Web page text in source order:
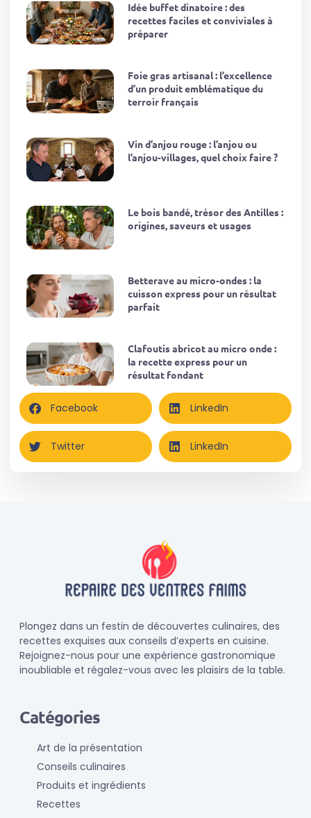
Idée buffet dinatoire : des
recettes faciles et conviviales à
préparer
Foie gras artisanal : l’excellence
d’un produit emblématique du
terroir français
Vin d’anjou rouge : l’anjou ou
l’anjou-villages, quel choix faire ?
Le bois bandé, trésor des Antilles :
origines, saveurs et usages
Betterave au micro-ondes : la
cuisson express pour un résultat
parfait
Clafoutis abricot au micro onde :
la recette express pour un
résultat fondant
Facebook LinkedIn
Twitter LinkedIn
Plongez dans un festin de découvertes culinaires, des
recettes exquises aux conseils d’experts en cuisine.
Rejoignez-nous pour une expérience gastronomique
inoubliable et régalez-vous avec les plaisirs de la table.
Catégories
Art de la présentation
Conseils culinaires
Produits et ingrédients
Recettes